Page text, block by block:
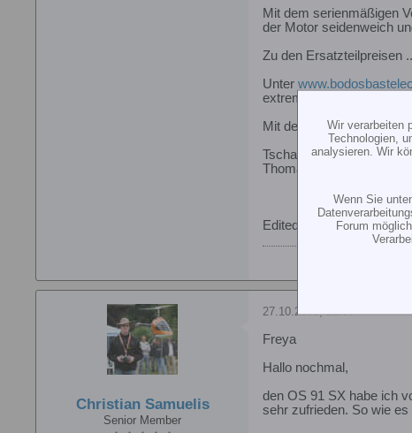
Mit dem serienmäßigen
der Motor seidenweich
Zu den Ersatzteilpreisen
Unter
extrem günstig (!).
Mit dem Heckrohr gibt
Tschau,
Thomas Isariuk
Edited by - Thomas
Christian Samuelis
Senior Member
27.10.2001, 21:37
Freya
Hallo nochmal,
den OS 91 SX habe ich
sehr zufrieden. So wie
Wir verarbeiten
Technologien,
analysieren. Wir
Wenn Sie
Forum